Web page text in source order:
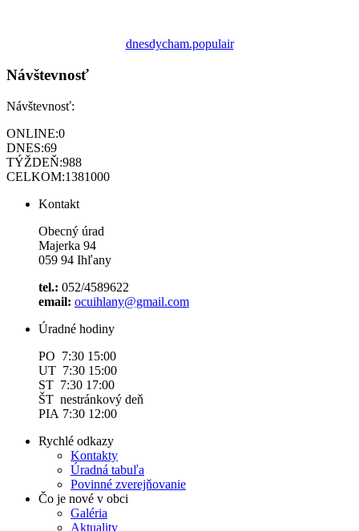
dnesdycham.populair
Návštevnosť
Návštevnosť:
ONLINE:0
DNES:69
TÝŽDEŇ:988
CELKOM:1381000
Kontakt
Obecný úrad
Majerka 94
059 94 Ihľany
tel.: 052/4589622
email: ocuihlany@gmail.com
Úradné hodiny
PO 7:30 15:00
UT 7:30 15:00
ST 7:30 17:00
ŠT nestránkový deň
PIA 7:30 12:00
Rychlé odkazy
Kontakty
Úradná tabuľa
Povinné zverejňovanie
Čo je nové v obci
Galéria
Aktuality